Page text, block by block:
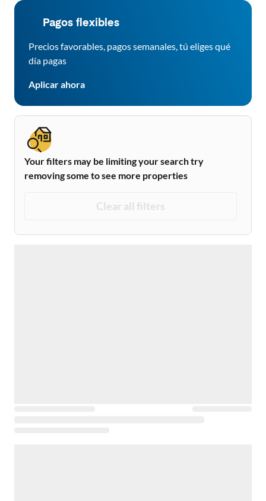
Pagos flexibles
Precios favorables, pagos semanales, tú eliges qué
día pagas
Aplicar ahora
Your filters may be limiting your search try
removing some to see more properties
Clear all filters